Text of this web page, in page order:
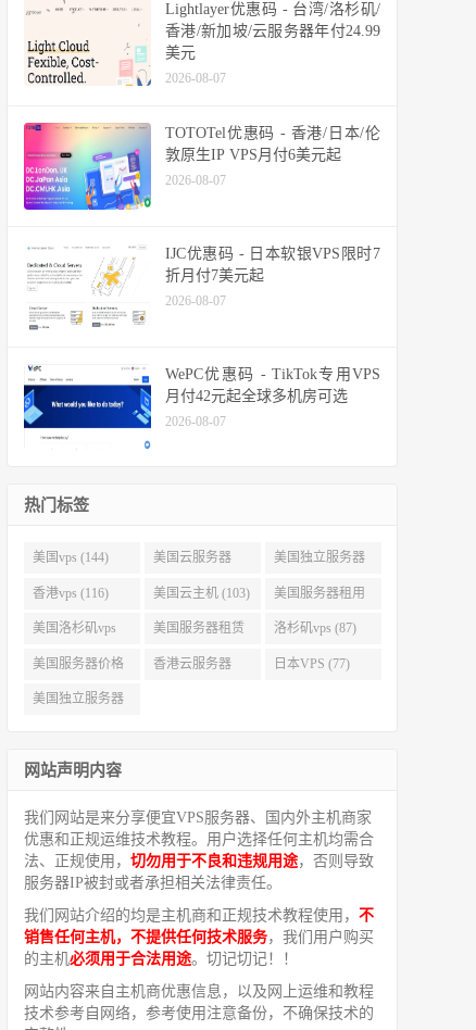
Lightlayer优惠码 - 台湾/洛杉矶/
香港/新加坡/云服务器年付24.99
美元
2026-08-07
TOTOTel优惠码 - 香港/日本/伦
敦原生IP VPS月付6美元起
2026-08-07
IJC优惠码 - 日本软银VPS限时7
折月付7美元起
2026-08-07
WePC优惠码 - TikTok专用VPS
月付42元起全球多机房可选
2026-08-07
热门标签
美国vps (144) 美国云服务器
(143)
美国独立服务器
(118)
香港vps (116) 美国云主机 (103) 美国服务器租用
(99)
美国洛杉矶vps
(94)
美国服务器租赁
(91)
洛杉矶vps (87)
美国服务器价格
(82)
香港云服务器 日本VPS (77)
美国独立服务器
网站声明内容
我们网站是来分享便宜VPS服务器、国内外主机商家
优惠和正规运维技术教程。用户选择任何主机均需合
法、正规使用， 切勿用于不良和违规用途，否则导致
服务器IP被封或者承担相关法律责任。
我们网站介绍的均是主机商和正规技术教程使用， 不
销售任何主机，不提供任何技术服务，我们用户购买
的主机必须用于合法用途。切记切记！！
网站内容来自主机商优惠信息，以及网上运维和教程
技术参考自网络，参考使用注意备份，不确保技术的